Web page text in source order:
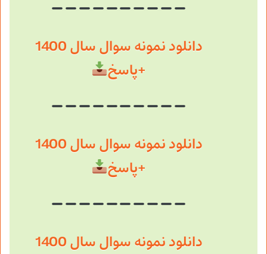
دانلود نمونه سوال سال 1400
+پاسخ
دانلود نمونه سوال سال 1400
+پاسخ
دانلود نمونه سوال سال 1400